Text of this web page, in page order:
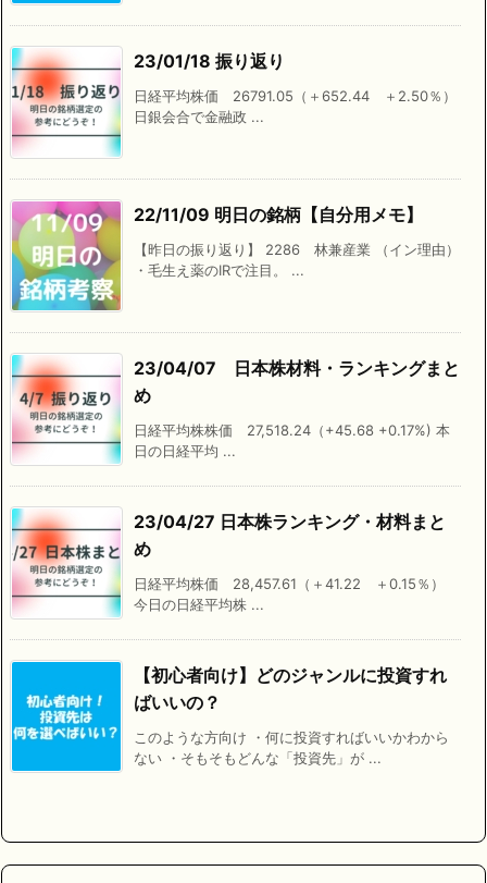
23/01/18 振り返り
日経平均株価 26791.05（＋652.44 ＋2.50％）
日銀会合で金融政 ...
22/11/09 明日の銘柄【自分用メモ】
【昨日の振り返り】 2286 林兼産業 （イン理由）
・毛生え薬のIRで注目。 ...
23/04/07 日本株材料・ランキングまと
め
日経平均株株価 27,518.24（+45.68 +0.17%) 本
日の日経平均 ...
23/04/27 日本株ランキング・材料まと
め
日経平均株価 28,457.61（＋41.22 ＋0.15％）
今日の日経平均株 ...
【初心者向け】どのジャンルに投資すれ
ばいいの？
このような方向け ・何に投資すればいいかわから
ない ・そもそもどんな「投資先」が ...